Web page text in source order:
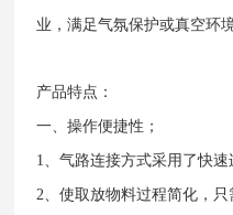
业，满足气氛保护或真空环
产品特点：
一、操作便捷性；
1、气路连接方式采用了快速
2、使取放物料过程简化，